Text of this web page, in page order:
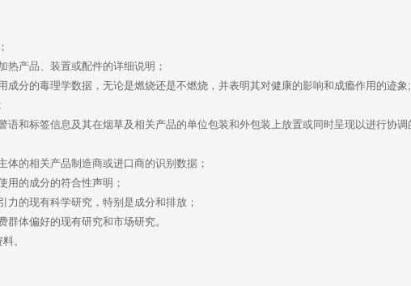
热产品、装置或配件的详细说明；
成分的毒理学数据，无论是燃烧还是不燃烧，并表明其对健康的影响和成瘾作用的迹象;
体的相关产品制造商或进口商的识别数据；
用的成分的符合性声明；
力的现有科学研究，特别是成分和排放；
体偏好的现有研究和市场研究。
。